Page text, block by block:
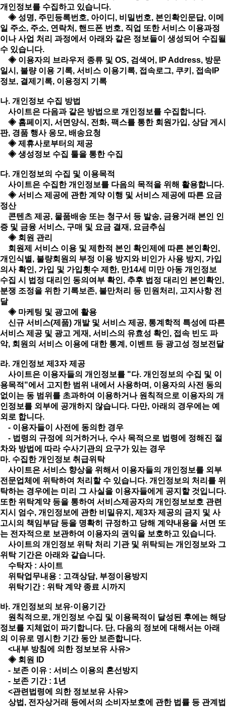
개인정보를 수집하고 있습니다.
◈ 성명, 주민등록번호, 아이디, 비밀번호, 본인확인문답, 이메
일 주소, 주소, 연락처, 핸드폰 번호, 직업 또한 서비스 이용과정
이나 사업 처리 과정에서 아래와 같은 정보들이 생성되어 수집될
수 있습니다.
◈ 이용자의 브라우저 종류 및 OS, 검색어, IP Address, 방문
일시, 불량 이용 기록, 서비스 이용기록, 접속로그, 쿠키, 접속IP
정보, 결제기록, 이용정지 기록
나. 개인정보 수집 방법
사이트은 다음과 같은 방법으로 개인정보를 수집합니다.
◈ 홈페이지, 서면양식, 전화, 팩스를 통한 회원가입, 상담 게시
판, 경품 행사 응모, 배송요청
◈ 제휴사로부터의 제공
◈ 생성정보 수집 툴을 통한 수집
다. 개인정보의 수집 및 이용목적
사이트은 수집한 개인정보를 다음의 목적을 위해 활용합니다.
◈ 서비스 제공에 관한 계약 이행 및 서비스 제공에 따른 요금
정산
콘텐츠 제공, 물품배송 또는 청구서 등 발송, 금융거래 본인 인
증 및 금융 서비스, 구매 및 요금 결재, 요금추심
◈ 회원 관리
회원제 서비스 이용 및 제한적 본인 확인제에 따른 본인확인,
개인식별, 불량회원의 부정 이용 방지와 비인가 사용 방지, 가입
의사 확인, 가입 및 가입횟수 제한, 만14세 미만 아동 개인정보
수집 시 법정 대리인 동의여부 확인, 추후 법정 대리인 본인확인,
분쟁 조정을 위한 기록보존, 불만처리 등 민원처리, 고지사항 전
달
◈ 마케팅 및 광고에 활용
신규 서비스(제품) 개발 및 서비스 제공, 통계학적 특성에 따른
서비스 제공 및 광고 게재, 서비스의 유효성 확인, 접속 빈도 파
악, 회원의 서비스 이용에 대한 통계, 이벤트 등 광고성 정보전달
라. 개인정보 제3자 제공
사이트은 이용자들의 개인정보를 "다. 개인정보의 수집 및 이
용목적"에서 고지한 범위 내에서 사용하며, 이용자의 사전 동의
없이는 동 범위를 초과하여 이용하거나 원칙적으로 이용자의 개
인정보를 외부에 공개하지 않습니다. 다만, 아래의 경우에는 예
외로 합니다.
- 이용자들이 사전에 동의한 경우
- 법령의 규정에 의거하거나, 수사 목적으로 법령에 정해진 절
차와 방법에 따라 수사기관의 요구가 있는 경우
마. 수집한 개인정보 취급위탁
사이트은 서비스 향상을 위해서 이용자들의 개인정보를 외부
전문업체에 위탁하여 처리할 수 있습니다. 개인정보의 처리를 위
탁하는 경우에는 미리 그 사실을 이용자들에게 공지할 것입니다.
또한 위탁계약 등을 통하여 서비스제공자의 개인정보보호 관련
지시 엄수, 개인정보에 관한 비밀유지, 제3자 제공의 금지 및 사
고시의 책임부담 등을 명확히 규정하고 당해 계약내용을 서면 또
는 전자적으로 보관하여 이용자의 권익을 보호하고 있습니다.
사이트의 개인정보 위탁 처리 기관 및 위탁되는 개인정보와 그
위탁 기간은 아래와 같습니다.
수탁자 : 사이트
위탁업무내용 : 고객상담, 부정이용방지
위탁기간 : 위탁 계약 종료 시까지
바. 개인정보의 보유·이용기간
원칙적으로, 개인정보 수집 및 이용목적이 달성된 후에는 해당
정보를 지체없이 파기합니다. 단, 다음의 정보에 대해서는 아래
의 이유로 명시한 기간 동안 보존합니다.
<내부 방침에 의한 정보보유 사유>
◈ 회원 ID
- 보존 이유 : 서비스 이용의 혼선방지
- 보존 기간 : 1년
<관련법령에 의한 정보보유 사유>
상법, 전자상거래 등에서의 소비자보호에 관한 법률 등 관계법